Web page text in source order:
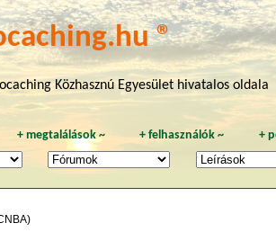
®
Közhasznú Egyesület hivatalos oldala
+ megtalálások~ +felhasználók ~ +